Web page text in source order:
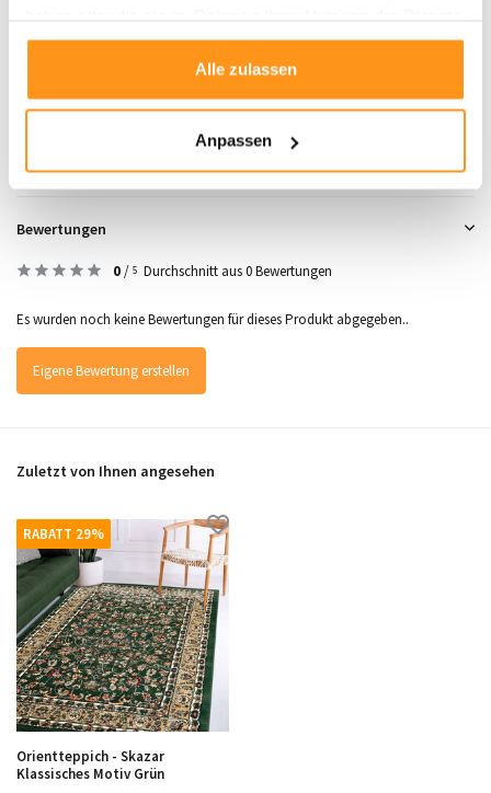
gesammelt haben.
Alle zulassen
Anpassen
SKU 8720872334141
Bewertungen
0/ 5 Durchschnitt aus 0 Bewertungen
Es wurden noch keine Bewertungen für dieses Produkt abgegeben..
Eigene Bewertung erstellen
Zuletzt von Ihnen angesehen
RABATT 29%
Orientteppich - Skazar
Klassisches Motiv Grün